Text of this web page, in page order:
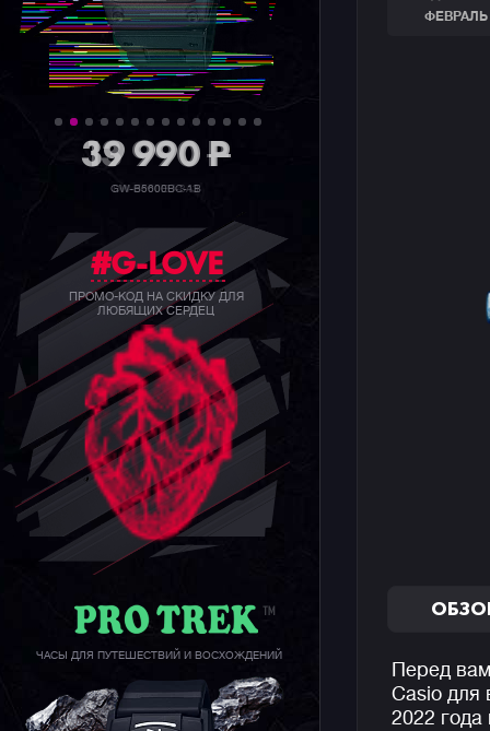
39 990P
GW-B5600BC-1B
#G-LOVE
ПРОМО-КОД НА СКИДКУ ДЛЯ
ЛЮБЯЩИХ СЕРДЕЦ
ЧАСЫ ДЛЯ ПУТЕШЕСТВИЙ И ВОСХОЖДЕНИЙ
ФЕВРАЛЬ
Перед
Casio для
2022